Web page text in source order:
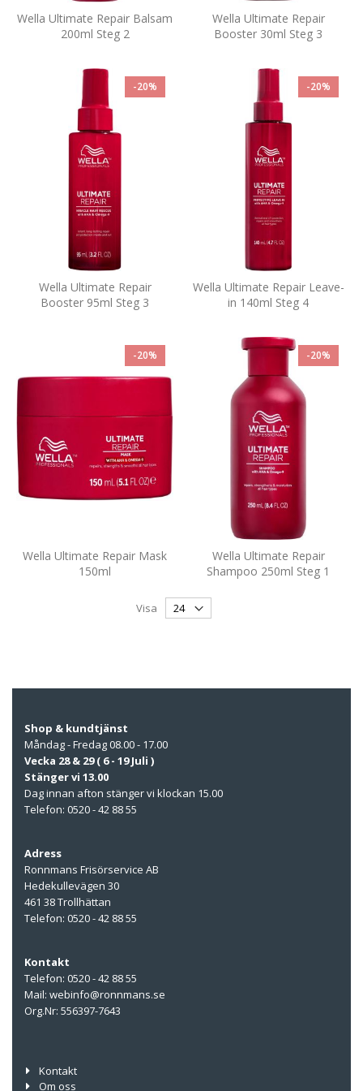
Wella Ultimate Repair Balsam
200ml Steg 2
Wella Ultimate Repair
Booster 30ml Steg 3
-20%
Wella Ultimate Repair
Booster 95ml Steg 3
-20%
Wella Ultimate Repair Leave-
in 140ml Steg 4
-20%
Wella Ultimate Repair Mask
150ml
-20%
Wella Ultimate Repair
Shampoo 250ml Steg 1
Visa
Shop & kundtjänst
Måndag - Fredag 08.00 - 17.00
Vecka 28 & 29 ( 6 - 19 Juli )
Stänger vi 13.00
Dag innan afton stänger vi klockan 15.00
Telefon: 0520 - 42 88 55
Adress
Ronnmans Frisörservice AB
Hedekullevägen 30
461 38 Trollhättan
Telefon: 0520 - 42 88 55
Kontakt
Telefon: 0520 - 42 88 55
Mail: webinfo@ronnmans.se
Org.Nr: 556397-7643
Kontakt
Om oss